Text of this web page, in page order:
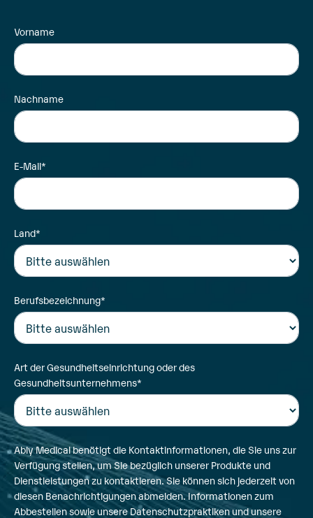
Vorname
Nachname
E-Mail*
Land*
Berufsbezeichnung*
Art der Gesundheitseinrichtung oder des
Gesundheitsunternehmens*
Ably Medical benötigt die Kontaktinformationen, die Sie uns zur
Verfügung stellen, um Sie bezüglich unserer Produkte und
Dienstleistungen zu kontaktieren. Sie können sich jederzeit von
diesen Benachrichtigungen abmelden. Informationen zum
Abbestellen sowie unsere Datenschutzpraktiken und unsere